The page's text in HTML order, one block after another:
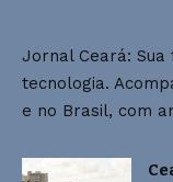
Jornal Ceará:
tecnologia.
e no Brasil, com